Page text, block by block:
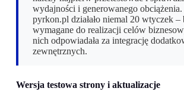
wydajności i generowanego
pyrkon.pl działało niemal 20 wtyczek –
wymagane do realizacji celów
nich odpowiadała za integrację
zewnętrznych.
Wersja testowa strony i aktualizacje